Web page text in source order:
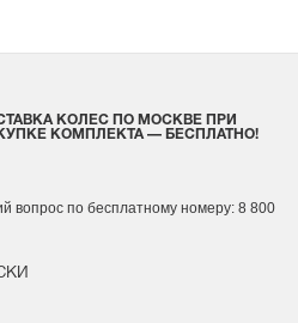
КОЛЕС ПО МОСКВЕ ПРИ
КОМПЛЕКТА — БЕСПЛАТНО!
вопрос по бесплатному номеру: 8 800